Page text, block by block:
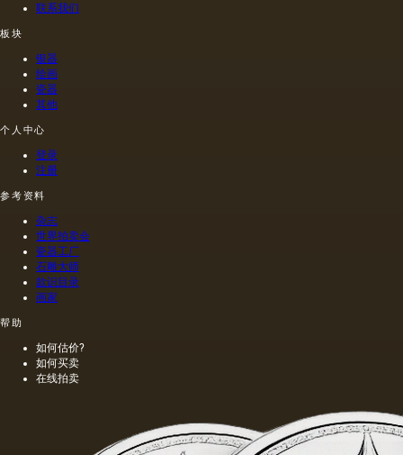
联系我们
板块
银器
绘画
瓷器
其他
个人中心
登录
注册
参考资料
杂志
世界拍卖会
瓷器工厂
石雕大师
款识目录
画家
帮助
如何估价?
如何买卖
在线拍卖